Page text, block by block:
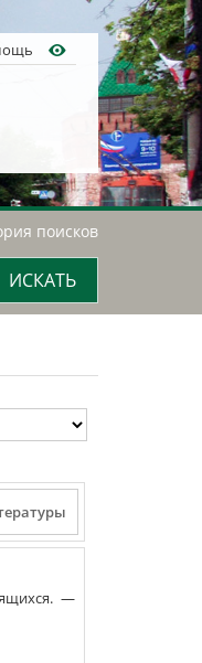
поисков
. —